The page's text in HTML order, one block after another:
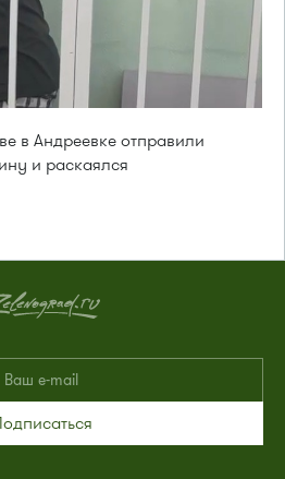
в Андреевке отправили
и раскаялся